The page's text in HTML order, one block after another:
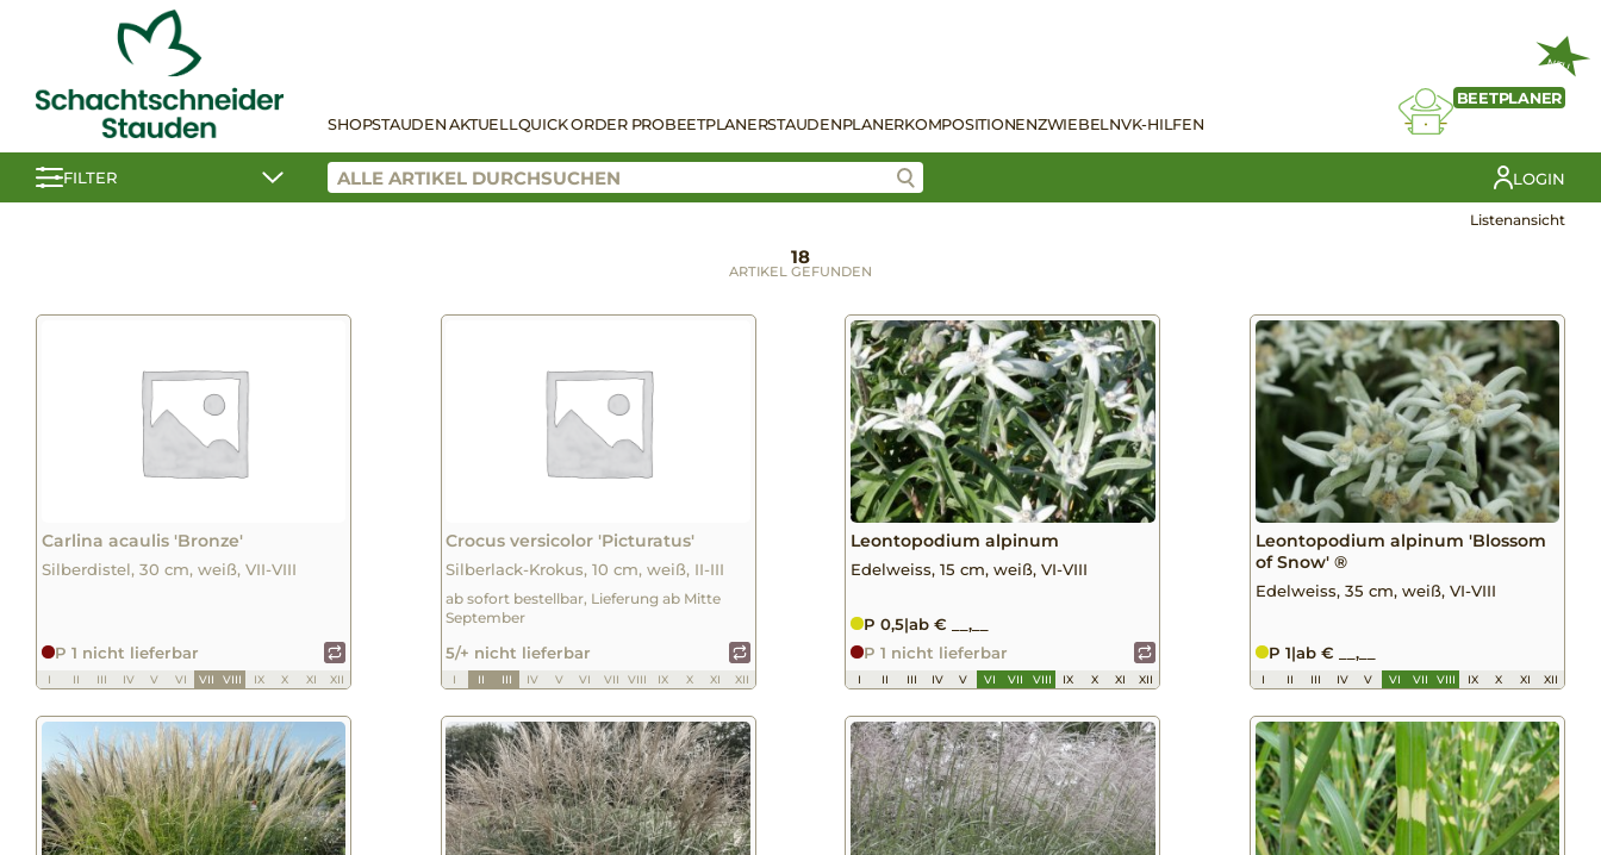
SHOPSTAUDEN AKTUELLQUICK ORDER PROBEETPLANERSTAUDENPLANERKOMPOSITIONENZWIEBELNVK-HILFEN
NEU
BEETPLANER
FILTER LOGIN
Listenansicht
18
ARTIKEL GEFUNDEN
Carlina acaulis 'Bronze'
Silberdistel, 30 cm, weiß, VII-VIII
P 1 nicht lieferbar
I II III IV V VI VII VIII IX X XI XII
Crocus versicolor 'Picturatus'
Silberlack-Krokus, 10 cm, weiß, II-III
ab sofort bestellbar, Lieferung ab Mitte
September
5/+ nicht lieferbar
I II III IV V VI VII VIII IX X XI XII
Leontopodium alpinum
Edelweiss, 15 cm, weiß, VI-VIII
P 0,5|ab € __,__
P 1 nicht lieferbar
I II III IV V VI VII VIII IX X XI XII
Leontopodium alpinum 'Blossom
of Snow' ®
Edelweiss, 35 cm, weiß, VI-VIII
P 1|ab € __,__
I II III IV V VI VII VIII IX X XI XII